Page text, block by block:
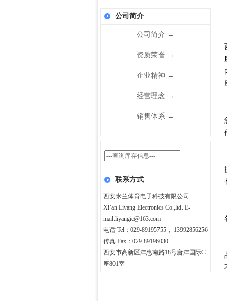
公司简介
公司简介 →
资质荣誉 →
企业精神 →
经营理念 →
销售体系 →
联系方式
西安米兰体育电子科技有限公司
Xi’an Liyang Electronics Co.,ltd. E-
mail:liyangic@163.com
电话 Tel：029-89195755， 13992856256
传真 Fax：029-89196030
西安市高新区沣惠南路18号唐沣国际C
座801室